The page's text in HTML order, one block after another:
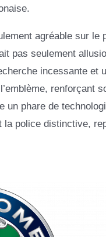
agréable sur le
pas seulement
incessante et
renforçant
un phare de
la police distinctive,